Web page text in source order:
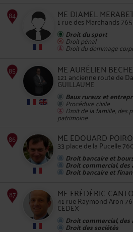
83 ME DJAMEL
1 rue des Marchands
Droit du sport
Droit pénal
Droit du dommage
ME AURÉLIEN BECHE
121 ancienne route de
GUILLAUME
Baux ruraux et
Procédure civile
Droit de la famille, des
patrimoine
ME EDOUARD
33 place de la Pucelle
Droit bancaire et
Droit commercial,
Droit bancaire et
ME FRÉDÉRIC
41 rue Raymond Aron
CEDEX
Droit commercial,
Droit des sociétés